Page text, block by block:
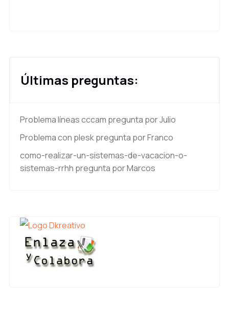
Últimas preguntas:
Problema líneas cccam pregunta por Julio
Problema con pleskpregunta por Franco
como-realizar-un-sistemas-de-vacacion-o-
sistemas-rrhh pregunta por Marcos